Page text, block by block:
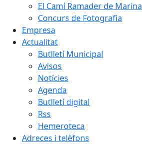
El Camí Ramader de Marina
Concurs de Fotografia
Empresa
Actualitat
Butlletí Municipal
Avisos
Notícies
Agenda
Butlletí digital
Rss
Hemeroteca
Adreces i telèfons